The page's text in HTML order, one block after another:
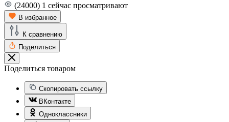
(24000) 1 сейчас просматривают
В избранное
К сравнению
Поделиться
Поделиться товаром
Скопировать ссылку
ВКонтакте
Одноклассники